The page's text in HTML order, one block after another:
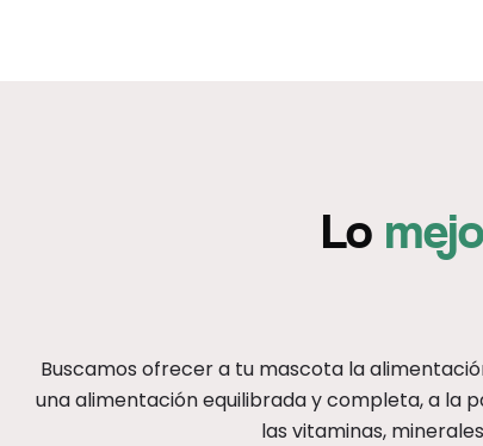
Lo
Buscamos ofrecer a tu mascota la
una alimentación equilibrada y completa, a la
las vitaminas,